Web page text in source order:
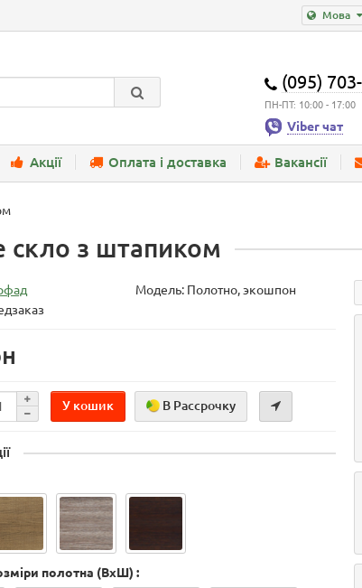
Мова
(095)
ПН-ПТ: 10:00 - 17:00
Viber чат
Акції Оплата і доставка Вакансії
скло з штапиком
Модель: Полотно, экошпон
У кошик В Рассрочку
полотна (ВхШ) :